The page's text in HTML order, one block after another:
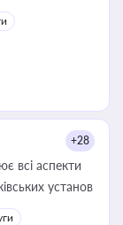
або
оренди
+28
всі аспекти
установ